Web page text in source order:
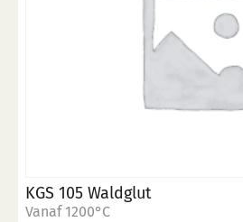
KGS 105 Waldglut
Vanaf 1200°C